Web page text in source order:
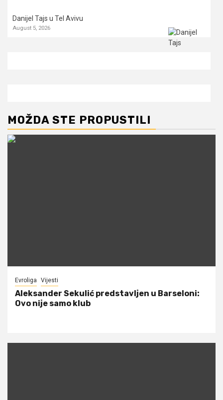
Danijel Tajs u Tel Avivu
August 5, 2026
MOŽDA STE PROPUSTILI
Evroliga Vijesti
Aleksander Sekulić predstavljen u Barseloni:
Ovo nije samo klub